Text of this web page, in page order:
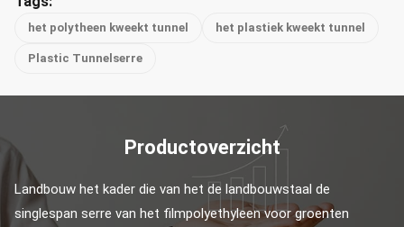
het polytheen kweekt tunnel het plastiek kweekt tunnel
Plastic Tunnelserre
Productoverzicht
Landbouw het kader die van het de landbouwstaal de
singlespan serre van het filmpolyethyleen voor groenten